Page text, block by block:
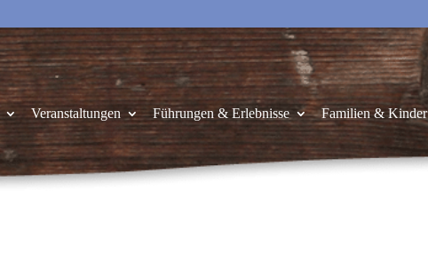
Veranstaltungen Führungen & Erlebnisse Familien & Kinder